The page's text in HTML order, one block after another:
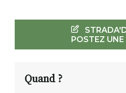
POSTEZ UNE
Quand ?